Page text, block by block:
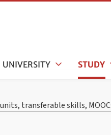
UNIVERSITY STUDY
transferable skills,